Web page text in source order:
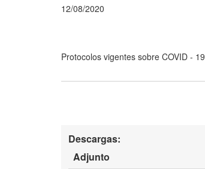
12/08/2020
Protocolos vigentes sobre COVID - 19
Descargas:
Adjunto